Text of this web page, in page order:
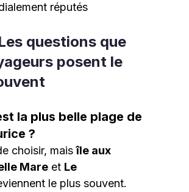
réputés
questions que
posent le
la plus belle plage de
?
choisir, mais île aux
Mare et Le
le plus souvent.